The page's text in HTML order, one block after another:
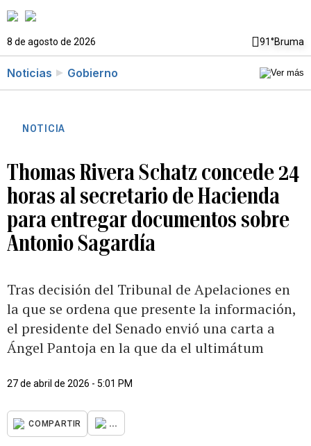
8 de agosto de 2026 91°Bruma
Noticias Gobierno
NOTICIA
Thomas Rivera Schatz concede 24
horas al secretario de Hacienda
para entregar documentos sobre
Antonio Sagardía
Tras decisión del Tribunal de Apelaciones en
la que se ordena que presente la información,
el presidente del Senado envió una carta a
Ángel Pantoja en la que da el ultimátum
27 de abril de 2026 - 5:01 PM
COMPARTIR ...